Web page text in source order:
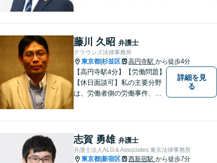
う日々精進して参ります。
【夜間や休日相談も対応可
能】【メール・WEB面談可】
藤川 久昭 弁護士
クラウンズ法律事務所
東京都 杉並区 高円寺駅 から徒歩4分
【高円寺駅4分】【労働問題】
【休日面談可】私の主要分野
は、労働者側の労働事件、企
件を数多く担当しています。
依頼人さまにとって、最大限
の効用を得られるように頑張
詳細を見
る
志賀 勇雄 弁護士
弁護士法人ALG＆Associates 東京法律事務所
東京都 新宿区 西新宿駅 から徒歩7分